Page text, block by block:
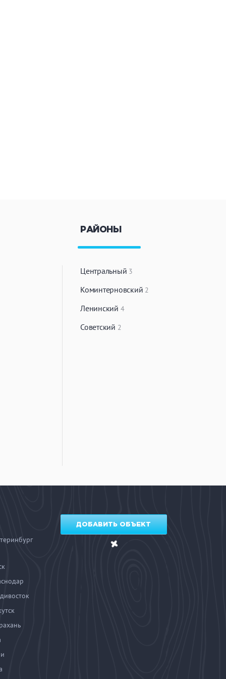
РАЙОНЫ
Центральный 3
Коминтерновский 2
Ленинский 4
Советский 2
ДОБАВИТЬ ОБЪЕКТ